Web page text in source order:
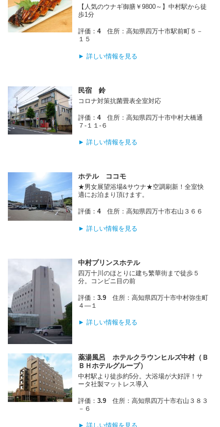
【人気のウナギ御膳￥9800～】中村駅から徒
歩1分
評価：4住所：高知県四万十市駅前町５－
１５
► 詳しい情報を見る
民宿 鈴
コロナ対策抗菌畳表全室対応
評価：4住所：高知県四万十市中村大橋通
７‐１１‐６
► 詳しい情報を見る
ホテル ココモ
★男女展望浴場&サウナ★空調刷新！全室快
適にお泊まり頂けます。
評価：4住所：高知県四万十市右山３６６
► 詳しい情報を見る
中村プリンスホテル
四万十川のほとりに建ち繁華街まで徒歩５
分。コンビニ目の前
評価：3.9 住所：高知県四万十市中村弥生町
４―１
► 詳しい情報を見る
薬湯風呂 ホテルクラウンヒルズ中村（Ｂ
ＢＨホテルグループ）
中村駅より徒歩約5分。大浴場が大好評！サ
ータ社製マットレス導入
評価：3.9 住所：高知県四万十市右山３８３
－６
► 詳しい情報を見る